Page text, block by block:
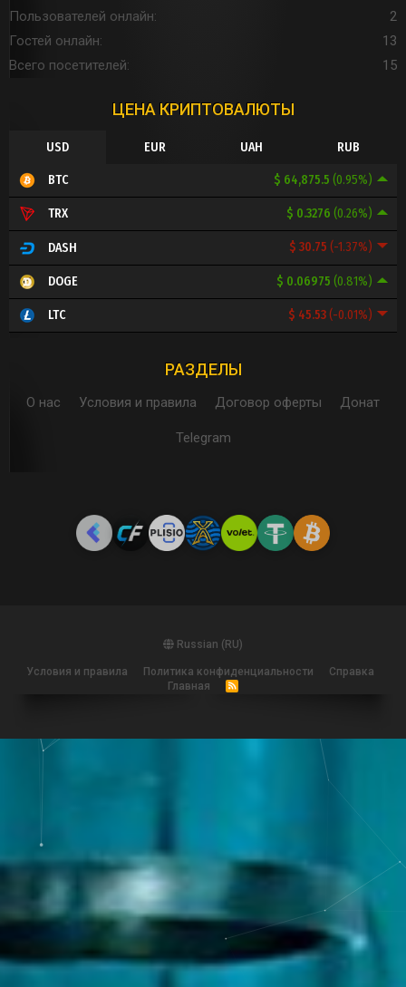
Пользователей онлайн
2
Гостей онлайн
13
Всего посетителей
15
ЦЕНА КРИПТОВАЛЮТЫ
USD EUR UAH RUB
$ 64,875.5 (0.95%)
BTC
$ 0.3276 (0.26%)
TRX
$ 30.75 (-1.37%)
DASH
$ 0.06975 (0.81%)
DOGE
$ 45.53(-0.01%)
LTC
РАЗДЕЛЫ
О нас Условия и правила Договор оферты Донат
Telegram
Russian (RU)
Условия и правила Политика конфиденциальности
Справка
Главная
R